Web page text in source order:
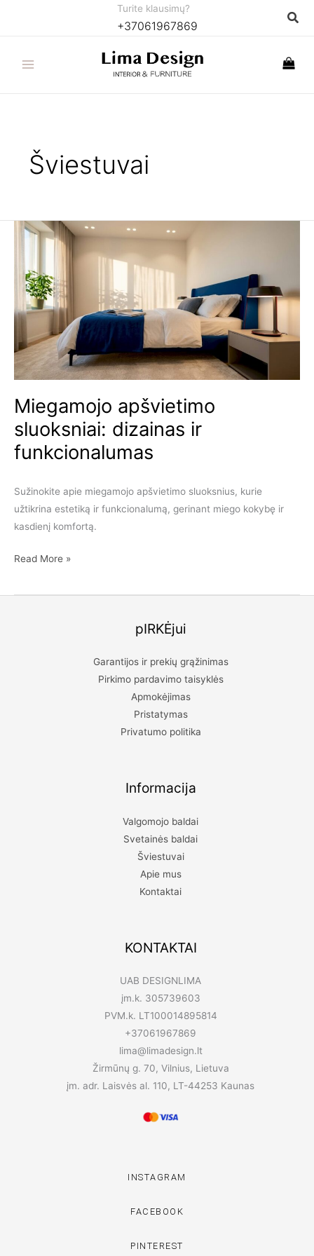
Turite klausimų?
+37061967869
Šviestuvai
Miegamojo apšvietimo
sluoksniai: dizainas ir
funkcionalumas
Sužinokite apie miegamojo apšvietimo sluoksnius, kurie
užtikrina estetiką ir funkcionalumą, gerinant miego kokybę ir
kasdienį komfortą.
Miegamojo
sluoksniai:
Read More »
pIRKĖjui
Garantijos ir prekių grąžinimas
Pirkimo pardavimo taisyklės
Apmokėjimas
Pristatymas
Privatumo politika
Informacija
Valgomojo baldai
Svetainės baldai
Šviestuvai
Apie mus
Kontaktai
KONTAKTAI
UAB DESIGNLIMA
įm.k. 305739603
PVM.k. LT100014895814
+37061967869
lima@limadesign.lt
Žirmūnų g. 70, Vilnius, Lietuva
įm. adr. Laisvės al. 110, LT-44253 Kaunas
INSTAGRAM
FACEBOOK
PINTEREST